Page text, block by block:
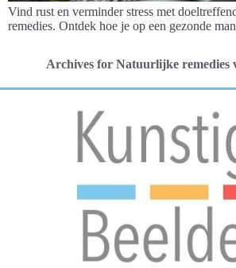
Vind rust en verminder stress met
remedies. Ontdek hoe je op een gezonde
Archives for Natuurlijke remedies